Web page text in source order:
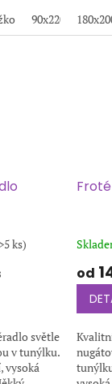
spánek.
90x220x20
ks)
světle
v tunýlku.
vysoká
od